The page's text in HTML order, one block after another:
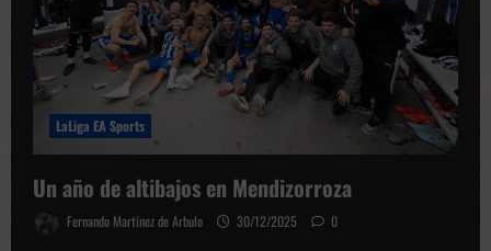
LaLiga EA Sports
Un año de altibajos en Mendizorroza
Fernando Martínez de Arbulo 30/12/2025 0